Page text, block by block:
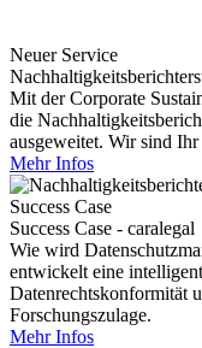
Neuer Service
Mit der Corporate
die
ausgeweitet. Wir sind
Mehr Infos
Success Case
Success Case - caralegal
Wie wird
entwickelt eine
Datenrechtskonformität
Forschungszulage.
Mehr Infos